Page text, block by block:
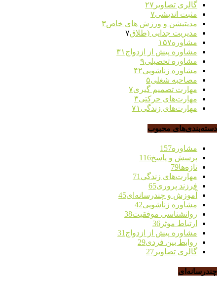
گالری تصاویر ۲۷
مثبت اندیشی۷
مدیتیشن و ورزش های خاص۳
مدیریت جدایی (طلاق۷
مشاوره۱۵۷
مشاوره پیش از ازدواج ۳۱
مشاوره تحصیلی۹
مشاوره زناشویی۴۲
مصاحبه شغلی۵
مهارت تصمیم گیری۷
مهارت‌های حرکتی۳
مهارت‌های زندگی ۷۱
دسته‌بندی‌های محبوب
مشاوره157
پرسش و پاسخ116
تازه‌ها79
مهارت‌های زندگی 71
فرزند پروری65
آموزش و چندرسانه‌ای45
مشاوره زناشویی42
روانشناسی موفقیت38
ارتباط موثر 36
مشاوره پیش از ازدواج 31
روابط بین فردی29
گالری تصاویر 27
چندرسانه‌ای